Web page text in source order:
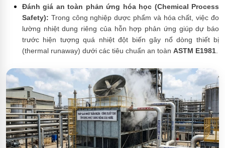
Đánh giá an toàn phản ứng hóa học (Chemical Process
Safety): Trong công nghiệp dược phẩm và hóa chất, việc đo
lường nhiệt dung riêng của hỗn hợp phản ứng giúp dự báo
trước hiện tượng quá nhiệt đột biến gây nổ dòng thiết bị
(thermal runaway) dưới các tiêu chuẩn an toàn ASTM E1981